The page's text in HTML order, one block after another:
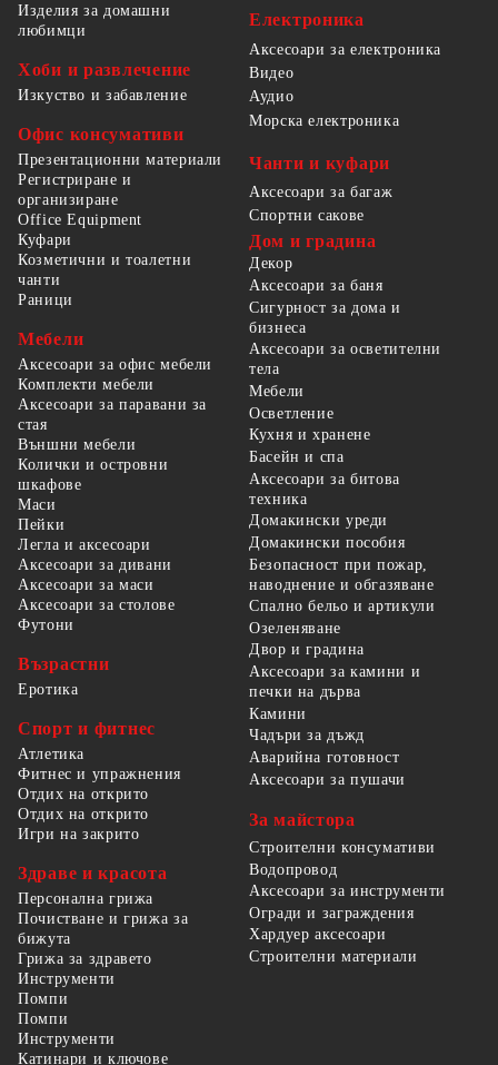
Изделия за домашни
любимци
Хоби и развлечение
Изкуство и забавление
Офис консумативи
Презентационни материали
Регистриране и
организиране
Office Equipment
Електроника
Аксесоари за електроника
Видео
Аудио
Морска електроника
Чанти и куфари
Аксесоари за багаж
Спортни сакове
Куфари
Козметични и тоалетни
чанти
Раници
Мебели
Аксесоари за офис мебели
Комплекти мебели
Аксесоари за паравани за
стая
Външни мебели
Колички и островни
шкафове
Маси
Пейки
Легла и аксесоари
Аксесоари за дивани
Аксесоари за маси
Аксесоари за столове
Футони
Възрастни
Еротика
Спорт и фитнес
Атлетика
Фитнес и упражнения
Отдих на открито
Отдих на открито
Игри на закрито
Здраве и красота
Персонална грижа
Почистване и грижа за
бижута
Грижа за здравето
Дом и градина
Декор
Аксесоари за баня
Сигурност за дома и
бизнеса
Аксесоари за осветителни
тела
Мебели
Осветление
Кухня и хранене
Басейн и спа
Аксесоари за битова
техника
Домакински уреди
Домакински пособия
Безопасност при пожар,
наводнение и обгазяване
Спално бельо и артикули
Озеленяване
Двор и градина
Аксесоари за камини и
печки на дърва
Камини
Чадъри за дъжд
Аварийна готовност
Аксесоари за пушачи
За майстора
Строителни консумативи
Водопровод
Аксесоари за инструменти
Огради и заграждения
Хардуер аксесоари
Строителни материали
Инструменти
Помпи
Помпи
Инструменти
Катинари и ключове